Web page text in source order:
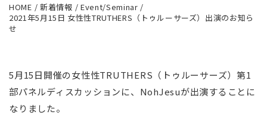
HOME 新着情報
Event/Seminar
2021年5月15日 女性性TRUTHERS（トゥルーサーズ）出演のお知ら
せ
5月15日開催の女性性TRUTHERS（トゥルーサーズ）第1
部パネルディスカッションに、NohJesuが出演することに
なりました。